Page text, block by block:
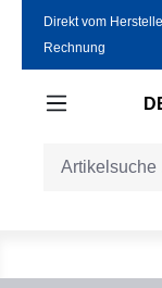
Zum Hauptinhalt
Direkt vom
Rechnung